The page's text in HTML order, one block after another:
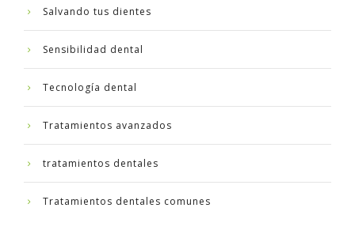
Salvando tus dientes
Sensibilidad dental
Tecnología dental
Tratamientos avanzados
tratamientos dentales
Tratamientos dentales comunes